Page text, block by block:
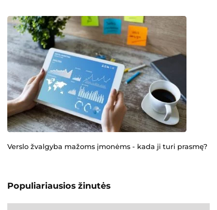
Verslo žvalgyba mažoms įmonėms - kada ji turi prasmę?
Populiariausios žinutės